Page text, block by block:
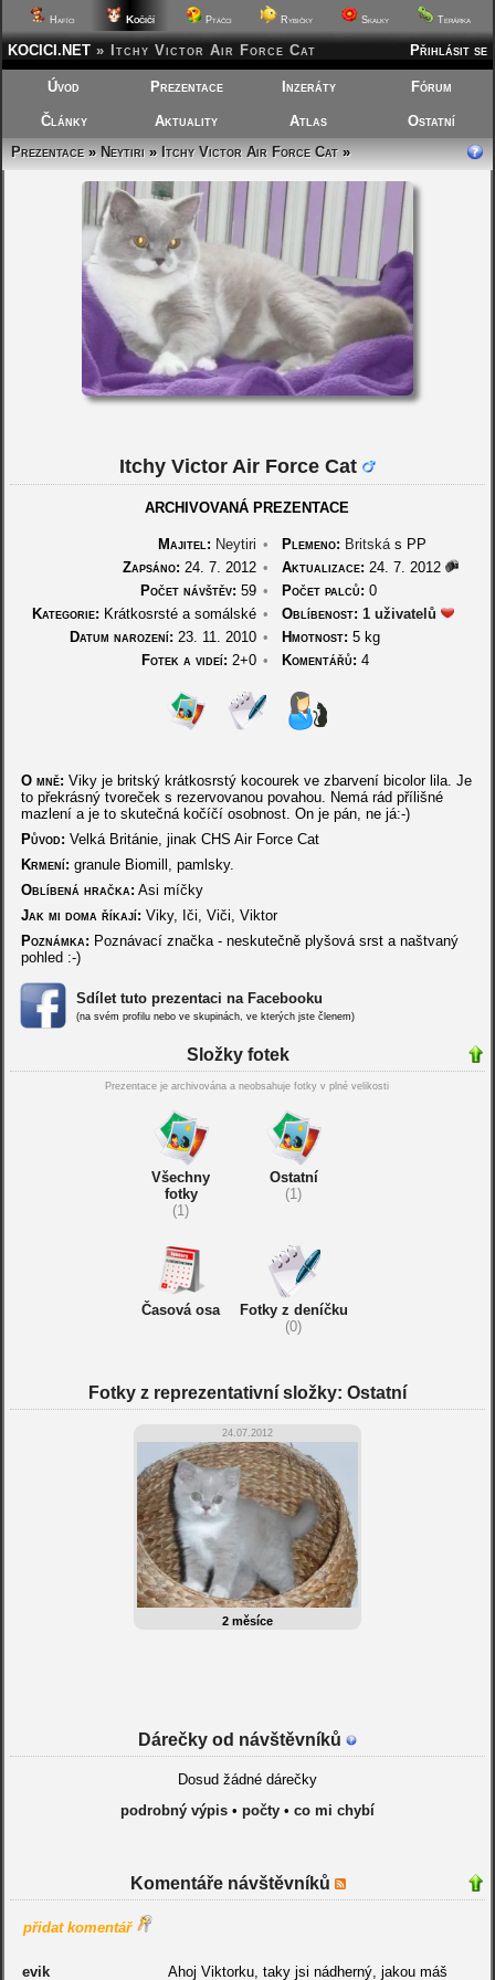
Hafíci Kočičí Ptáčci Rybičky Skalky Terárka
Přihlásit se
KOCICI.NET » Itchy Victor Air Force Cat
Úvod Prezentace Inzeráty Fórum
Články Aktuality Atlas
Ostatní
Prezentace»Neytiri» Itchy Victor Air Force Cat»
Itchy Victor Air Force Cat
ARCHIVOVANÁ PREZENTACE
Majitel: Neytiri • Plemeno: Britskás PP
Zapsáno: 24. 7. 2012 • Aktualizace: 24. 7. 2012
Počet návštěv: 59 • Počet palců: 0
Kategorie: Krátkosrsté a somálské • Oblíbenost: 1 uživatelů
Datum narození: 23. 11. 2010 • Hmotnost: 5 kg
Fotek a videí: 2+0 • Komentářů: 4
O mně: Viky je britský krátkosrstý kocourek ve zbarvení bicolor lila. Je
to překrásný tvoreček s rezervovanou povahou. Nemá rád přílišné
mazlení a je to skutečná kočíčí osobnost. On je pán, ne já:-)
Původ: Velká Británie, jinak CHS Air Force Cat
Krmení: granule Biomill, pamlsky.
Oblíbená hračka: Asi míčky
Jak mi doma říkají: Viky, Iči, Viči, Viktor
Poznámka: Poznávací značka - neskutečně plyšová srst a naštvaný
pohled :-)
Sdílet tuto prezentaci na Facebooku
(na svém profilu nebo ve skupinách, ve kterých jste členem)
Složky fotek
Prezentace je archivována a neobsahuje fotky v plné velikosti
Všechny
fotky
(1)
Ostatní
(1)
Časová osa
Fotky z deníčku
(0)
Fotky z reprezentativní složky: Ostatní
24.07.2012
2 měsíce
Dárečky od návštěvníků
Dosud žádné dárečky
podrobný výpis• počty• co mi chybí
Komentáře návštěvníků
přidat komentář
evik Ahoj Viktorku, taky jsi nádherný, jakou máš